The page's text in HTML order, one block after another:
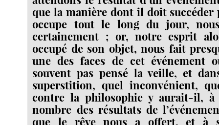
que la manière dont il doit succéder
occupe tout le long du jour,
certainement ; or, notre esprit
occupé de son objet, nous fait
une des faces de cet événement
souvent pas pensé la veille, et
superstition, quel inconvénient,
contre la philosophie y aurait-il, à
nombre des résultats de
que le rêve nous a offert, et à